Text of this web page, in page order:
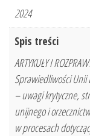
2024
Spis treści
ARTYKUŁY I
Sprawiedliwości
– uwagi krytyczne,
unijnego i
w procesach